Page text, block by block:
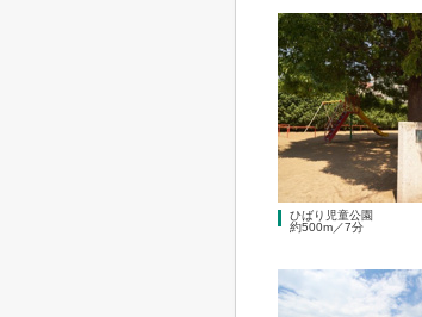
ひばり児童公園
約500m／7分